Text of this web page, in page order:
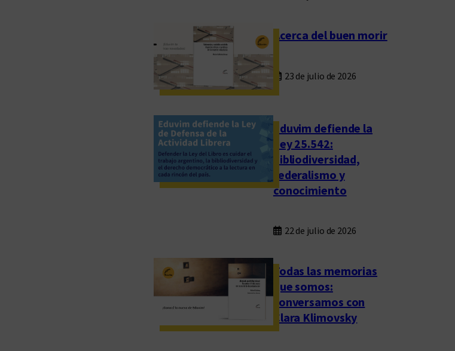
Acerca del buen morir
23 de julio de 2026
Eduvim defiende la
Ley 25.542:
bibliodiversidad,
federalismo y
conocimiento
22 de julio de 2026
Todas las memorias
que somos:
conversamos con
Clara Klimovsky